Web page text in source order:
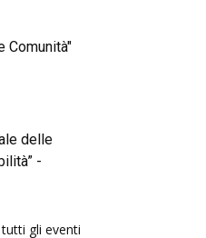
Comunità"
delle
-
tutti gli eventi